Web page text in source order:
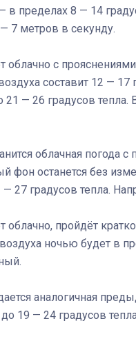
в пределах 8 — 14
7 метров в секунду.
облачно с
составит 12 —
21 — 26 градусов
облачная погода
фон останется без
27 градусов тепла.
облачно, пройдёт
ночью будет в
аналогичная
19 — 24 градусов